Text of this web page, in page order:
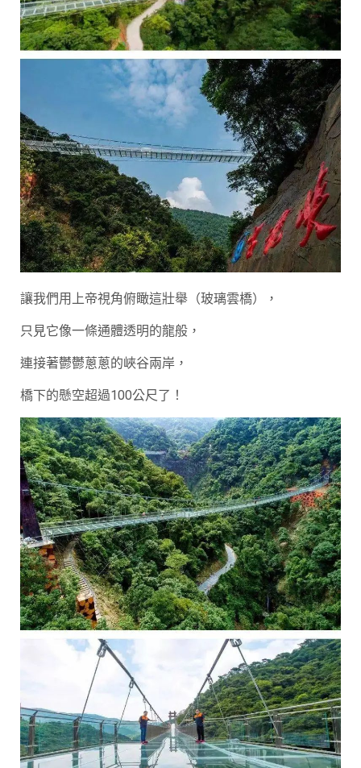
讓我們用上帝視角俯瞰這壯舉（玻璃雲橋），
只見它像一條通體透明的龍般，
連接著鬱鬱蔥蔥的峽谷兩岸，
橋下的懸空超過100公尺了！